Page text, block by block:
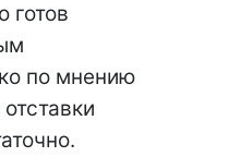
готов
по мнению